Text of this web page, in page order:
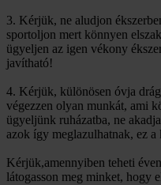
3. Kérjük, ne aludjon
sportoljon mert könnyen
ügyeljen az igen vékony
javítható!
4. Kérjük, különösen óvja
végezzen olyan munkát, ami
ügyeljünk ruházatba, ne
azok így meglazulhatnak, ez a
Kérjük,amennyiben teheti
látogasson meg minket, hogy